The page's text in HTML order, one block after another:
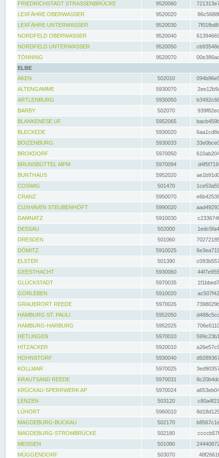
FRIEDRICHSTADT STRASSENBRÜCKE
9520060
LEXFÄHRE OBERWASSER
9520020
LEXFÄHRE UNTERWASSER
9520030
NORDFELD OBERWASSER
9520040
NORDFELD UNTERWASSER
9520050
TÖNNING
9520070
ELBE
AKEN
502010
ALTENGAMME
5930070
ARTLENBURG
5930050
BARBY
502070
BLANKENESE UF
5952065
BLECKEDE
5930020
BOIZENBURG
5930033
BROKDORF
5970050
BRUNSBÜTTEL MPM
5970094
BUNTHAUS
5952020
COSWIG
501470
CRANZ
5950070
CUXHAVEN STEUBENHÖFT
5990020
DAMNATZ
5910030
DESSAU
502000
DRESDEN
501060
DÖMITZ
5910025
ELSTER
501390
GEESTHACHT
5930060
GLÜCKSTADT
5970035
GORLEBEN
5910020
GRAUERORT REEDE
5970026
HAMBURG ST. PAULI
5952050
HAMBURG-HARBURG
5952025
HETLINGEN
5970010
HITZACKER
5920010
HOHNSTORF
5930040
KOLLMAR
5970025
KRAUTSAND REEDE
5970031
KRÜCKAU-SPERRWERK AP
5970024
LENZEN
503120
LÜHORT
5960010
MAGDEBURG-BUCKAU
502170
MAGDEBURG-STROMBRÜCKE
502180
MEISSEN
501080
MÜGGENDORF
503070